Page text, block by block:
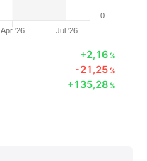
Apr '26 Jul '26
0
+2,16%
-21,25%
+135,28%